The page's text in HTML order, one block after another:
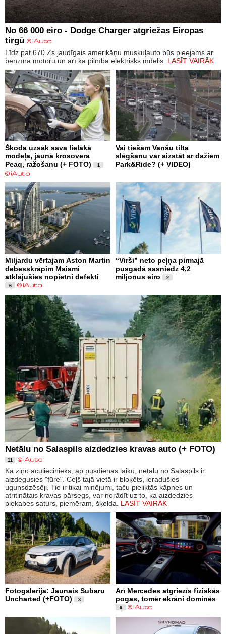
No 66 000 eiro - Dodge Charger atgriežas Eiropas
tirgū
Līdz pat 670 Zs jaudīgais amerikāņu muskuļauto būs pieejams ar
benzīna motoru un arī kā pilnībā elektrisks mdelis. LASĪT VAIRĀK
Škoda uzsāk sava lielākā
modeļa, jaunā krosovera
Peaq, ražošanu (+ FOTO)
1
Vai tiešām Vanšu tilta
slēgšanu var aizstāt ar dažiem
Park&Ride? (+ VIDEO)
Miljardu vērtajam Aston Martin
debesskrāpim Maiami
atklājušies nopietni defekti
6
“Virši” neto peļņa pirmajā
pusgadā sasniedz 4,2
miljonus eiro
2
Netālu no Salaspils aizdedzies kravas auto (+ FOTO)
11
Kā ziņo aculiecinieks, ap pusdienas laiku, netālu no Salaspils ir
aizdegusies "fūre". Ceļš tajā vietā ir bloķēts, ieradušies
ugunsdzēsēji. Tie ir tikai minējumi, taču pieliktās kāpnes un
atritinātais kravas pārsegs, var norādīt uz to, ka aizdedzies
piekabes saturs, piemēram, šķelda. LASĪT VAIRĀK
Fotogalerija: Jaunais Subaru
Uncharted (+FOTO)
3
Arī Mercedes atgriezīs fiziskās
pogas, tomēr ekrāni dominēs
6